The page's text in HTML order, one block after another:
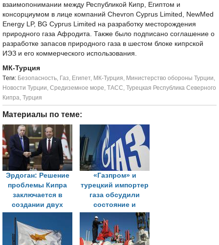
взаимопонимании между Республикой Кипр, Египтом и
консорциумом в лице компаний Chevron Cyprus Limited, NewMed
Energy LP, BG Cyprus Limited на разработку месторождения
природного газа Афродита. Также было подписано соглашение о
разработке запасов природного газа в шестом блоке кипрской
ИЭЗ и его коммерческого использования.
МК-Турция
Tеги: Безопасность, Газ, Египет, МК-Турция, Министерство обороны Турции,
Новости Турции, Средиземное море, ТАСС, Турецкая Республика Северного
Кипра, Турция
Материалы по теме:
Эрдоган: Решение
проблемы Кипра
заключается в
создании двух
суверенных
государств
«Газпром» и
турецкий импортер
газа обсудили
состояние и
перспективы рынка
Турции